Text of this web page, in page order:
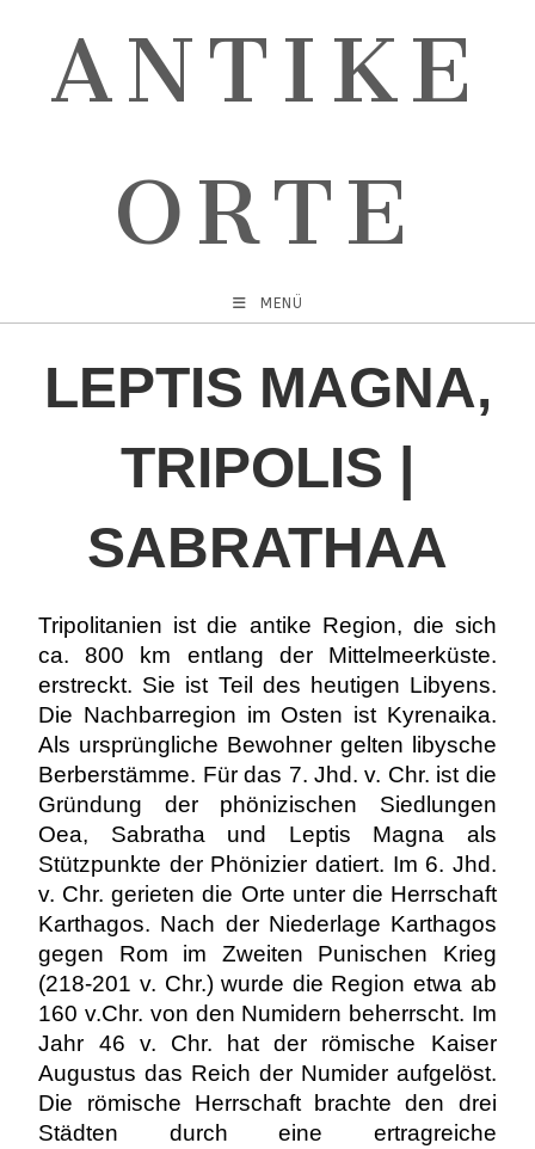
ANTIKE
ORTE
MENÜ
LEPTIS MAGNA,
TRIPOLIS |
SABRATHAA
Tripolitanien ist die antike Region, die sich
ca. 800 km entlang der Mittelmeerküste.
erstreckt. Sie ist Teil des heutigen Libyens.
Die Nachbarregion im Osten ist Kyrenaika.
Als ursprüngliche Bewohner gelten libysche
Berberstämme. Für das 7. Jhd. v. Chr. ist die
Gründung der phönizischen Siedlungen
Oea, Sabratha und Leptis Magna als
Stützpunkte der Phönizier datiert. Im 6. Jhd.
v. Chr. gerieten die Orte unter die Herrschaft
Karthagos. Nach der Niederlage Karthagos
gegen Rom im Zweiten Punischen Krieg
(218-201 v. Chr.) wurde die Region etwa ab
160 v.Chr. von den Numidern beherrscht. Im
Jahr 46 v. Chr. hat der römische Kaiser
Augustus das Reich der Numider aufgelöst.
Die römische Herrschaft brachte den drei
Städten durch eine ertragreiche